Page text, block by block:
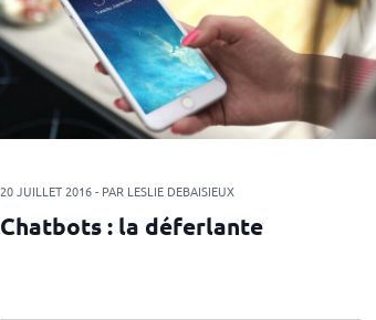
20 JUILLET 2016 - PAR LESLIE DEBAISIEUX
Chatbots : la déferlante